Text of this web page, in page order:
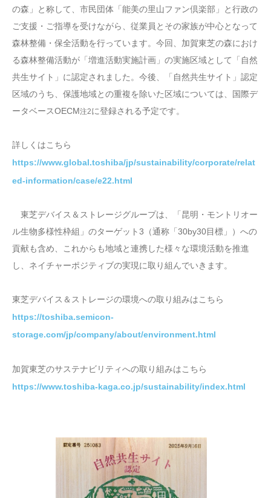
の森」と称して、市民団体「能美の里山ファン倶楽部」と行政の
ご支援・ご指導を受けながら、従業員とその家族が中心となって
森林整備・保全活動を行っています。今回、加賀東芝の森におけ
る森林整備活動が「増進活動実施計画」の実施区域として「自然
共生サイト」に認定されました。今後、「自然共生サイト」認定
区域のうち、保護地域との重複を除いた区域については、国際デ
ータベースOECM注2に登録される予定です。
詳しくはこちら
https://www.global.toshiba/jp/sustainability/corporate/relat
ed-information/case/e22.html
東芝デバイス＆ストレージグループは、「昆明・モントリオー
ル生物多様性枠組」のターゲット3（通称「30by30目標」）への
貢献も含め、これからも地域と連携した様々な環境活動を推進
し、ネイチャーポジティブの実現に取り組んでいきます。
東芝デバイス＆ストレージの環境への取り組みはこちら
https://toshiba.semicon-
storage.com/jp/company/about/environment.html
加賀東芝のサステナビリティへの取り組みはこちら
https://www.toshiba-kaga.co.jp/sustainability/index.html